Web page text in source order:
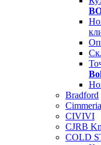
Bradford
CIVIVI
CJRB
COLD